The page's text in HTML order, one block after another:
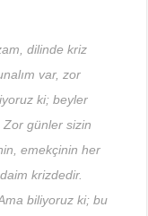
dilinde kriz
var, zor
ki; beyler
günler sizin
emekçinin her
krizdedir.
biliyoruz ki; bu